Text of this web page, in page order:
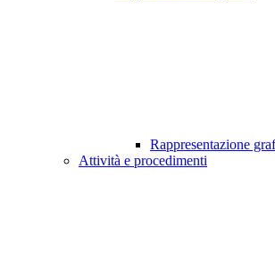
Rappresentazione
Attività e procedimenti